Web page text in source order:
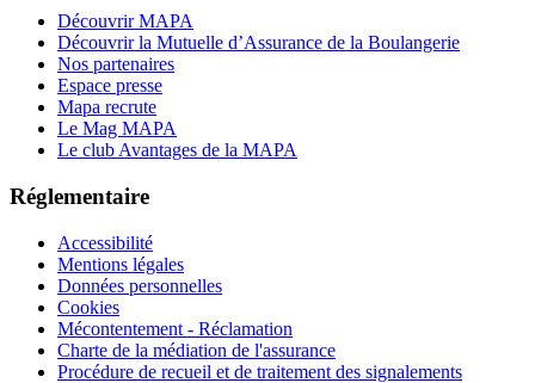
Découvrir MAPA
Découvrir la Mutuelle d’Assurance de la Boulangerie
Nos partenaires
Espace presse
Mapa recrute
Le Mag MAPA
Le club Avantages de la MAPA
Réglementaire
Accessibilité
Mentions légales
Données personnelles
Cookies
Mécontentement - Réclamation
Charte de la médiation de l'assurance
Procédure de recueil et de traitement des signalements